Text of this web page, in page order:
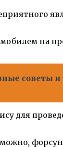
на
советы
для